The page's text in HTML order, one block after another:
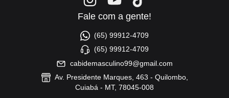
Fale com a gente!
(65) 99912-4709
(65) 99912-4709
cabidemasculino99@gmail.com
Av. Presidente Marques, 463 - Quilombo,
Cuiabá - MT, 78045-008